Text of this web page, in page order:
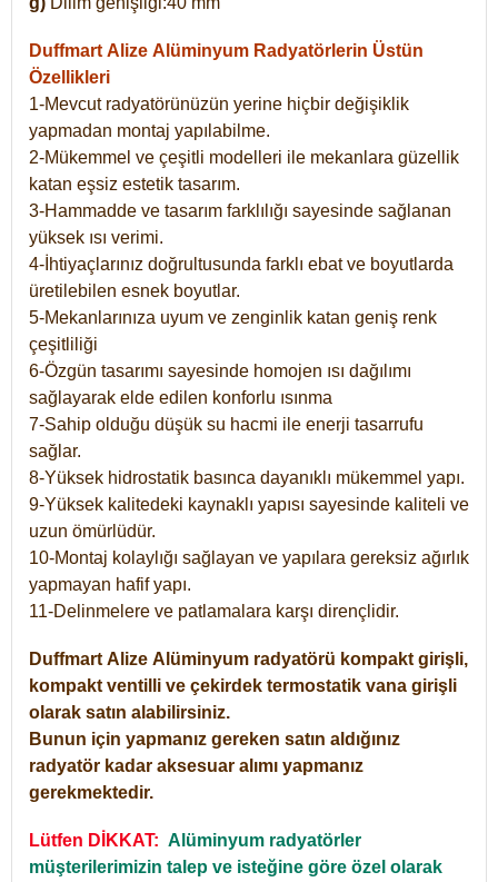
Duffmart Alize Alüminyum Radyatörlerin Üstün
Özellikleri
1-Mevcut radyatörünüzün yerine hiçbir değişiklik
yapmadan montaj yapılabilme.
2-Mükemmel ve çeşitli modelleri ile mekanlara güzellik
katan eşsiz estetik tasarım.
3-Hammadde ve tasarım farklılığı sayesinde sağlanan
yüksek ısı verimi.
4-İhtiyaçlarınız doğrultusunda farklı ebat ve boyutlarda
üretilebilen esnek boyutlar.
5-Mekanlarınıza uyum ve zenginlik katan geniş renk
çeşitliliği
6-Özgün tasarımı sayesinde homojen ısı dağılımı
sağlayarak elde edilen konforlu ısınma
7-Sahip olduğu düşük su hacmi ile enerji tasarrufu
sağlar.
8-Yüksek hidrostatik basınca dayanıklı mükemmel yapı.
9-Yüksek kalitedeki kaynaklı yapısı sayesinde kaliteli ve
uzun ömürlüdür.
10-Montaj kolaylığı sağlayan ve yapılara gereksiz ağırlık
yapmayan hafif yapı.
11-Delinmelere ve patlamalara karşı dirençlidir.
Duffmart Alize Alüminyum radyatörü kompakt girişli,
kompakt ventilli ve çekirdek termostatik vana girişli
olarak satın alabilirsiniz.
Bunun için yapmanız gereken satın aldığınız
radyatör kadar aksesuar alımı yapmanız
gerekmektedir.
Lütfen DİKKAT: Alüminyum radyatörler
müşterilerimizin talep ve isteğine göre özel olarak